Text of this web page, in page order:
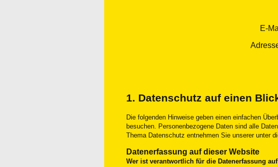
E-
1. Datenschutz auf einen
Die folgenden Hinweise geben einen einfachen
besuchen. Personenbezogene Daten sind alle
Thema Datenschutz entnehmen Sie unserer unter
Datenerfassung auf dieser Website
Wer ist verantwortlich für die Datenerfassung